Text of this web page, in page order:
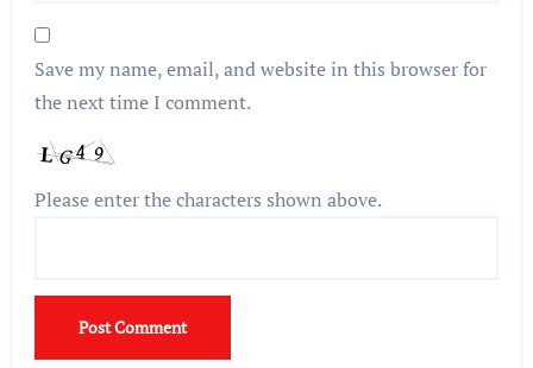
Save my name, email, and website in this browser for
the next time I comment.
Please enter the characters shown above.